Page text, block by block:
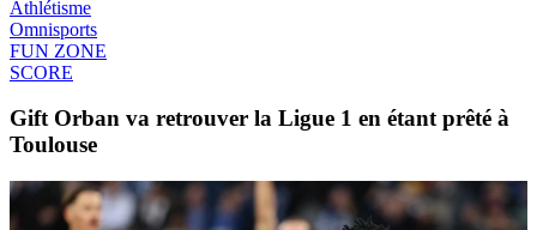
Athlétisme
Omnisports
FUN ZONE
SCORE
Gift Orban va retrouver la Ligue 1 en étant prêté à
Toulouse